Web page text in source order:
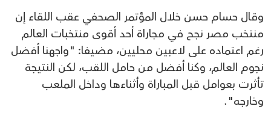
وقال حسام حسن خلال المؤتمر الصحفي عقب اللقاء إن
منتخب مصر نجح في مجاراة أحد أقوى منتخبات العالم
رغم اعتماده على لاعبين محليين، مضيفا: "واجهنا أفضل
نجوم العالم، وكنا أفضل من حامل اللقب، لكن النتيجة
تأثرت بعوامل قبل المباراة وأثناءها وداخل الملعب
وخارجه".